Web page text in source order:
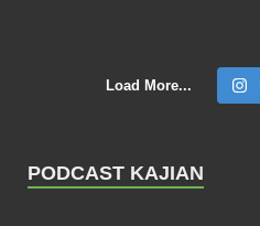
Load More...
PODCAST KAJIAN